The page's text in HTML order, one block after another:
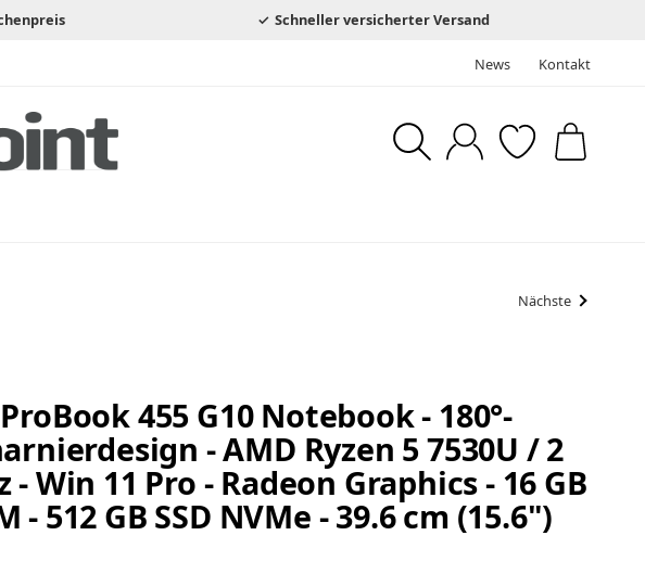
Schneller versicherter Versand
News Kontakt
Nächste
455 G10 Notebook - 180°-
- AMD Ryzen 5 7530U / 2
- Win 11 Pro - Radeon Graphics - 16 GB
- 512 GB SSD NVMe - 39.6 cm (15.6")